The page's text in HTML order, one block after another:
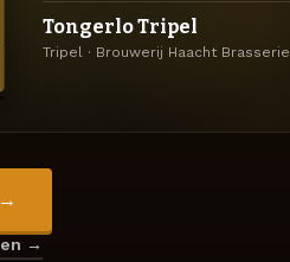
Tongerlo Tripel
Tripel · Brouwerij Haacht Brasserie
→